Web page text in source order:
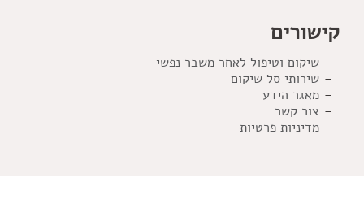
קישורים
שיקום וטיפול לאחר משבר נפשי
שירותי סל שיקום
מאגר הידע
צור קשר
מדיניות פרטיות